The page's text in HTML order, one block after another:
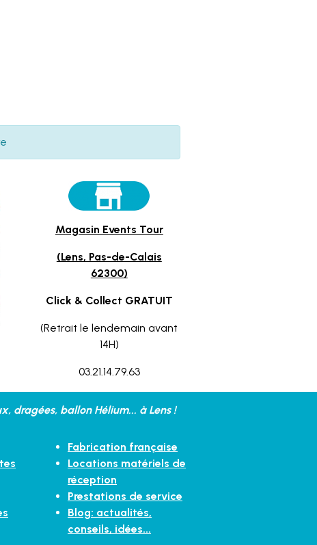
Magasin Events Tour
(Lens, Pas-de-Calais
62300)
Click & Collect GRATUIT
(Retrait le lendemain avant
14H)
03.21.14.79.63
dragées, ballon Hélium... à Lens !
Fabrication française
Locations matériels de
réception
Prestations de service
Blog: actualités,
conseils, idées...